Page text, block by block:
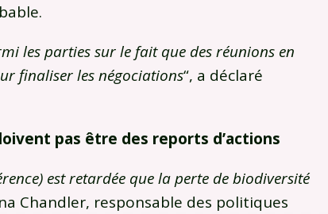
les parties sur le fait que des réunions en
finaliser les négociations“, a déclaré
pas être des reports d’actions
est retardée que la perte de biodiversité
Chandler, responsable des politiques